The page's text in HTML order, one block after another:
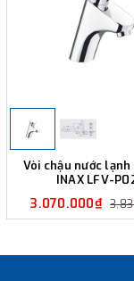
Vòi chậu nước
INAX LFV-
3.070.000₫